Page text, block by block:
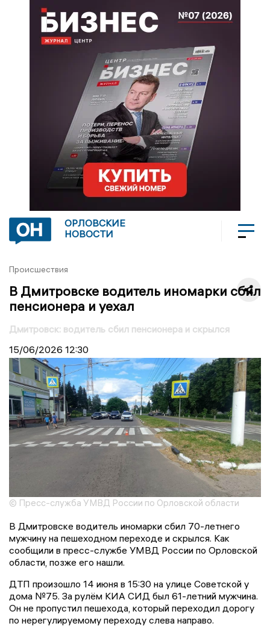
ОРЛОВСКИЕ
НОВОСТИ
Происшествия
В Дмитровске водитель иномарки сбил
пенсионера и уехал
Дмитровск: водитель сбил пенсионера и скрылся
15/06/2026 12:30
© Пресс-служба УМВД России по Орловской области
В Дмитровске водитель иномарки сбил 70-летнего
мужчину на пешеходном переходе и скрылся. Как
сообщили в пресс-службе УМВД России по Орловской
области, позже его нашли.
ДТП произошло 14 июня в 15:30 на улице Советской у
дома №75. За рулём КИА СИД был 61-летний мужчина.
Он не пропустил пешехода, который переходил дорогу
по нерегулируемому переходу слева направо.